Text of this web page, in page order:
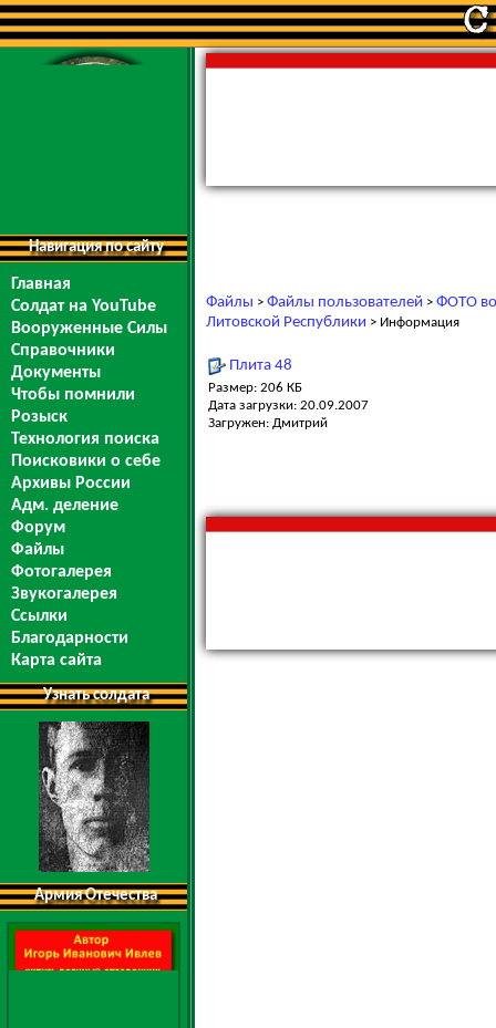
Навигация по сайту
Главная
Солдат на YouTube
Вооруженные Силы
Справочники
Документы
Чтобы помнили
Розыск
Технология поиска
Поисковики о себе
Архивы России
Адм. деление
Форум
Файлы
Фотогалерея
Звукогалерея
Ссылки
Благодарности
Карта сайта
Узнать солдата
Армия Отечества
Файлы > Файлы пользователей > ФОТО
Литовской Республики > Информация
Плита 48
Размер: 206 КБ
Дата загрузки: 20.09.2007
Загружен: Дмитрий